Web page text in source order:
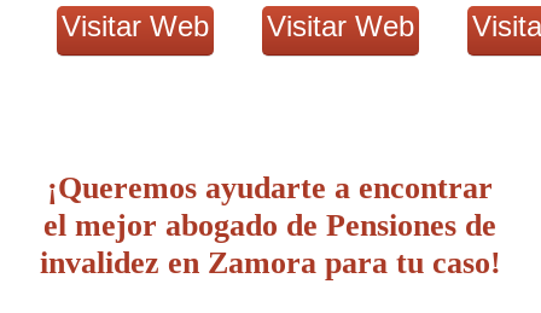
Visitar Web Visitar Web
¡Queremos ayudarte a encontrar
el mejor abogado de Pensiones de
invalidez en Zamora para tu caso!